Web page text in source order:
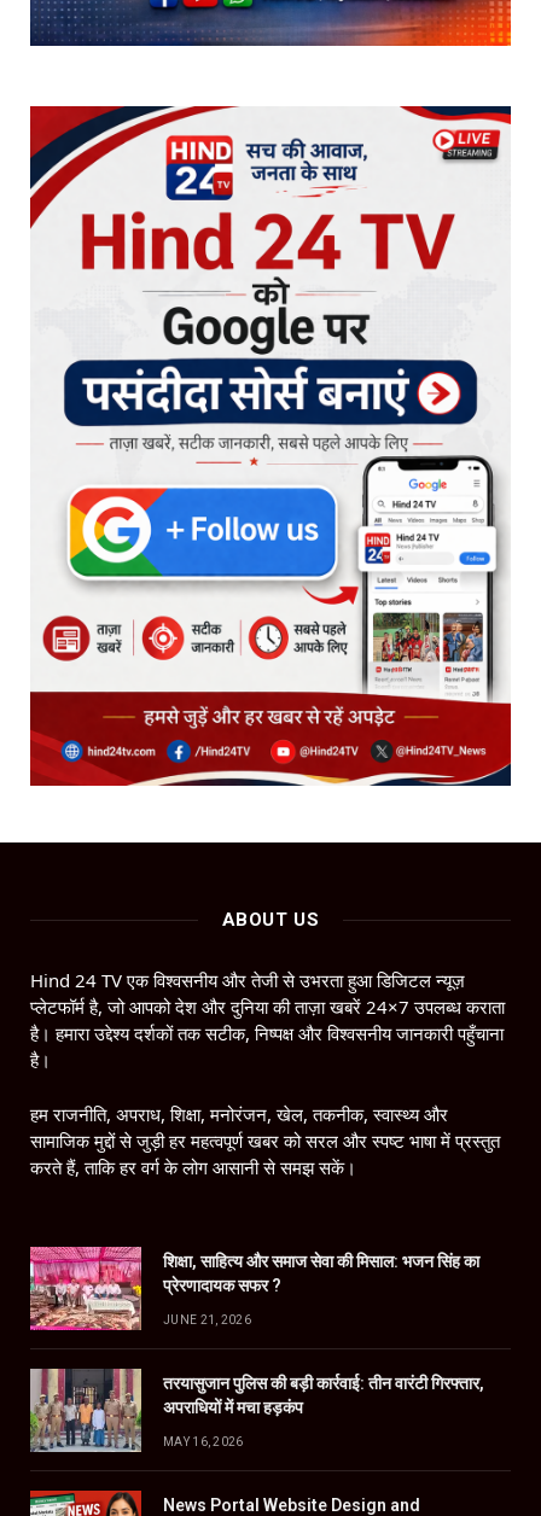
ABOUT US
Hind 24 TV एक विश्वसनीय और तेजी से उभरता हुआ डिजिटल न्यूज़
प्लेटफॉर्म है, जो आपको देश और दुनिया की ताज़ा खबरें 24×7 उपलब्ध कराता
है। हमारा उद्देश्य दर्शकों तक सटीक, निष्पक्ष और विश्वसनीय जानकारी पहुँचाना
है।
हम राजनीति, अपराध, शिक्षा, मनोरंजन, खेल, तकनीक, स्वास्थ्य और
सामाजिक मुद्दों से जुड़ी हर महत्वपूर्ण खबर को सरल और स्पष्ट भाषा में प्रस्तुत
करते हैं, ताकि हर वर्ग के लोग आसानी से समझ सकें।
शिक्षा, साहित्य और समाज सेवा की मिसाल: भजन सिंह का
प्रेरणादायक सफर ?
JUNE 21, 2026
तरयासुजान पुलिस की बड़ी कार्रवाई: तीन वारंटी गिरफ्तार,
अपराधियों में मचा हड़कंप
MAY 16, 2026
News Portal Website Design and